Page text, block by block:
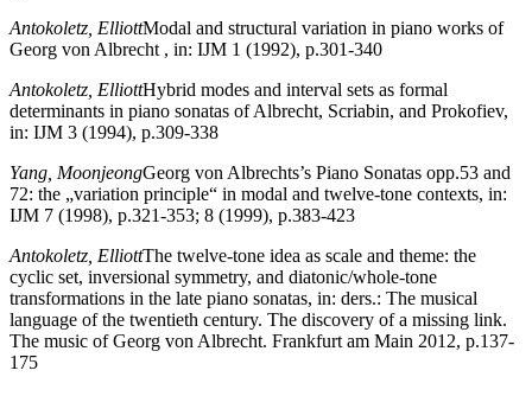
Antokoletz, ElliottModal and structural variation in piano works of
Georg von Albrecht , in: IJM 1 (1992), p.301-340
Antokoletz, ElliottHybrid modes and interval sets as formal
determinants in piano sonatas of Albrecht, Scriabin, and Prokofiev,
in: IJM 3 (1994), p.309-338
Yang, MoonjeongGeorg von Albrechts’s Piano Sonatas opp.53 and
72: the „variation principle“ in modal and twelve-tone contexts, in:
IJM 7 (1998), p.321-353; 8 (1999), p.383-423
Antokoletz, ElliottThe twelve-tone idea as scale and theme: the
cyclic set, inversional symmetry, and diatonic/whole-tone
transformations in the late piano sonatas, in: ders.: The musical
language of the twentieth century. The discovery of a missing link.
The music of Georg von Albrecht. Frankfurt am Main 2012, p.137-
175